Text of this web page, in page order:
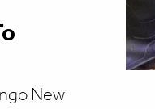
New